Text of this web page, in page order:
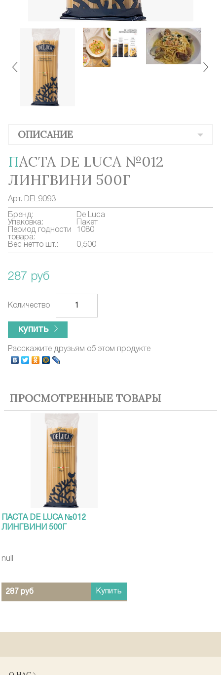
ОПИСАНИЕ
ПАСТА DE LUCA №012
ЛИНГВИНИ 500Г
Арт. DEL9093
Бренд:
De Luca
Упаковка:
Пакет
Период годности
товара:
1080
Вес нетто шт.: 0,500
287 руб
Количество
купить
Расскажите друзьям об этом продукте
ПРОСМОТРЕННЫЕ ТОВАРЫ
ПАСТА DE LUCA №012
ЛИНГВИНИ 500Г
null
287 руб Купить